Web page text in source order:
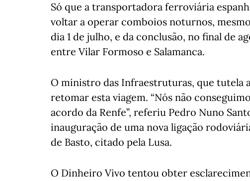
Só que a transportadora ferroviária
voltar a operar comboios noturnos,
dia 1 de julho, e da conclusão, no final de
entre Vilar Formoso e Salamanca.
O ministro das Infraestruturas, que tutela
retomar esta viagem. “Nós não
acordo da Renfe”, referiu Pedro Nuno
inauguração de uma nova ligação
de Basto, citado pela Lusa.
O Dinheiro Vivo tentou obter